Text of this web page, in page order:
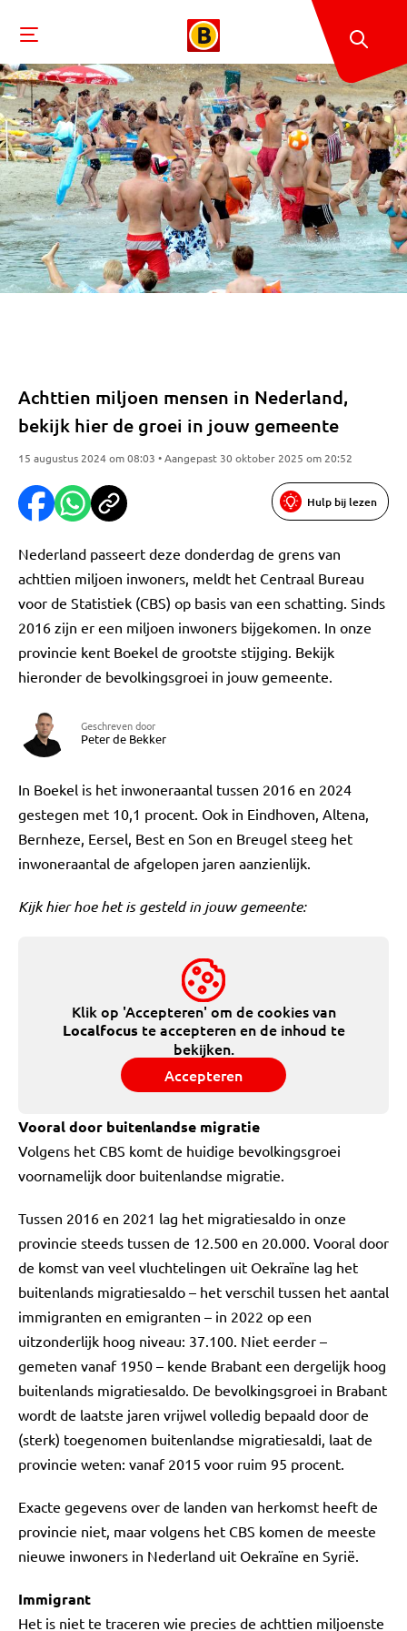
Achttien miljoen mensen in Nederland,
bekijk hier de groei in jouw gemeente
15 augustus 2024 om 08:03 • Aangepast 30 oktober 2025 om 20:52
Hulp bij lezen
Nederland passeert deze donderdag de grens van
achttien miljoen inwoners, meldt het Centraal Bureau
voor de Statistiek (CBS) op basis van een schatting. Sinds
2016 zijn er een miljoen inwoners bijgekomen. In onze
provincie kent Boekel de grootste stijging. Bekijk
hieronder de bevolkingsgroei in jouw gemeente.
Geschreven door
Peter de Bekker
In Boekel is het inwoneraantal tussen 2016 en 2024
gestegen met 10,1 procent. Ook in Eindhoven, Altena,
Bernheze, Eersel, Best en Son en Breugel steeg het
inwoneraantal de afgelopen jaren aanzienlijk.
Kijk hier hoe het is gesteld in jouw gemeente:
Klik op 'Accepteren' om de cookies van
Localfocus te accepteren en de inhoud te
bekijken.
Accepteren
Vooral door buitenlandse migratie
Volgens het CBS komt de huidige bevolkingsgroei
voornamelijk door buitenlandse migratie.
Tussen 2016 en 2021 lag het migratiesaldo in onze
provincie steeds tussen de 12.500 en 20.000. Vooral door
de komst van veel vluchtelingen uit Oekraïne lag het
buitenlands migratiesaldo – het verschil tussen het aantal
immigranten en emigranten – in 2022 op een
uitzonderlijk hoog niveau: 37.100. Niet eerder –
gemeten vanaf 1950 – kende Brabant een dergelijk hoog
buitenlands migratiesaldo. De bevolkingsgroei in Brabant
wordt de laatste jaren vrijwel volledig bepaald door de
(sterk) toegenomen buitenlandse migratiesaldi, laat de
provincie weten: vanaf 2015 voor ruim 95 procent.
Exacte gegevens over de landen van herkomst heeft de
provincie niet, maar volgens het CBS komen de meeste
nieuwe inwoners in Nederland uit Oekraïne en Syrië.
Immigrant
Het is niet te traceren wie precies de achttien miljoenste